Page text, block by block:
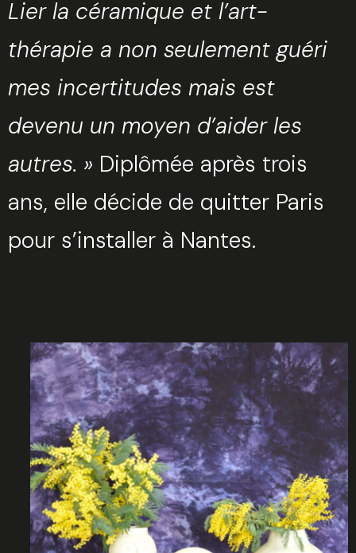
Lier la céramique et l’art-
thérapie a non seulement guéri
mes incertitudes mais est
devenu un moyen d’aider les
autres. » Diplômée après trois
ans, elle décide de quitter Paris
pour s’installer à Nantes.